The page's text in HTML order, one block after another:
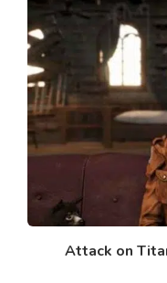
Attack on